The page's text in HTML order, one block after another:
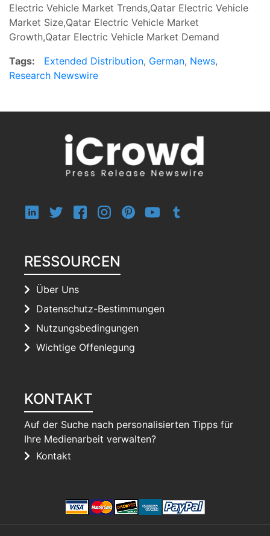
Electric Vehicle Market Trends,Qatar Electric Vehicle
Market Size,Qatar Electric Vehicle Market
Growth,Qatar Electric Vehicle Market Demand
Tags:
Extended Distribution, German, News,
Research Newswire
RESSOURCEN
Über Uns
Datenschutz-Bestimmungen
Nutzungsbedingungen
Wichtige Offenlegung
KONTAKT
Auf der Suche nach personalisierten Tipps für
Ihre Medienarbeit verwalten?
Kontakt